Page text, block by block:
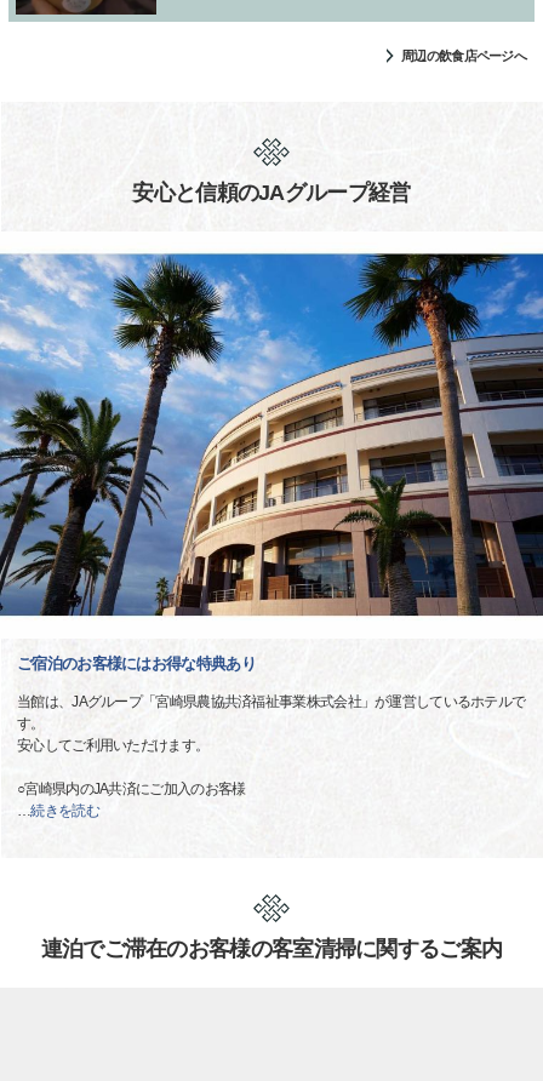
周辺の飲食店ページへ
安心と信頼のJAグループ経営
ご宿泊のお客様にはお得な特典あり
当館は、JAグループ「宮崎県農協共済福祉事業株式会社」が運営しているホテルで
す。
安心してご利用いただけます。
○宮崎県内のJA共済にご加入のお客様
…続きを読む
連泊でご滞在のお客様の客室清掃に関するご案内